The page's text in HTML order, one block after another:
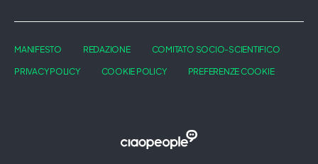
MANIFESTO REDAZIONE COMITATO SOCIO-SCIENTIFICO
PRIVACY POLICY COOKIE POLICY PREFERENZE COOKIE